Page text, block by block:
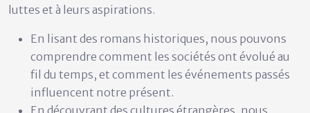
luttes et à leurs aspirations.
En lisant des romans historiques, nous pouvons
comprendre comment les sociétés ont évolué au
fil du temps, et comment les événements passés
influencent notre présent.
En découvrant des cultures étrangères, nous